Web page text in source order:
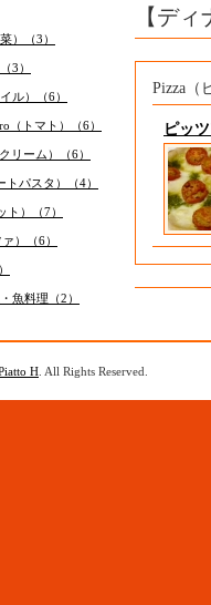
【デ
Pizza（
ピッ
）（3）
3）
ル）（6）
（トマト）（6）
リーム）（6）
トパスタ）（4）
ト）（7）
）（6）
魚料理（2）
H . All Rights Reserved.